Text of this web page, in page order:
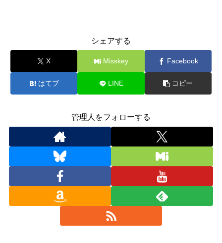
シェアする
X Misskey Facebook
はてブ LINE コピー
管理人をフォローする